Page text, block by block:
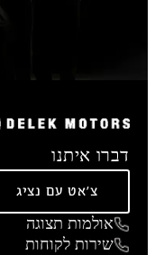
דברו איתנו
צ'אט עם נציג
אולמות תצוגה
שירות לקוחות